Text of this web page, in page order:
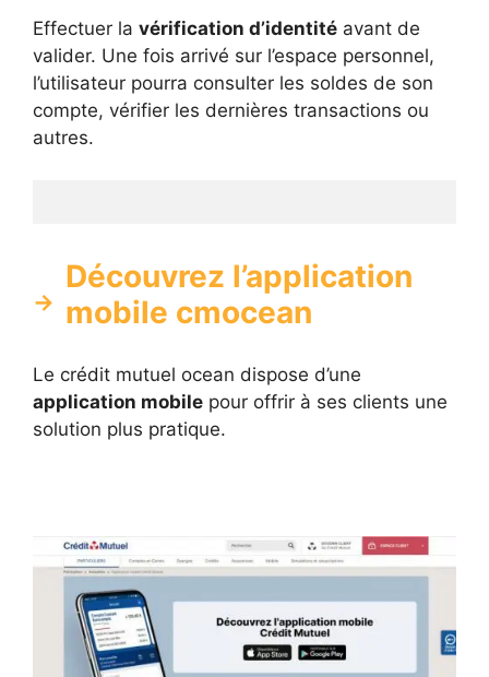
Effectuer la vérification d’identité avant de
valider. Une fois arrivé sur l’espace personnel,
l’utilisateur pourra consulter les soldes de son
compte, vérifier les dernières transactions ou
autres.
Découvrez l’application
mobile cmocean
Le crédit mutuel ocean dispose d’une
application mobile pour offrir à ses clients une
solution plus pratique.